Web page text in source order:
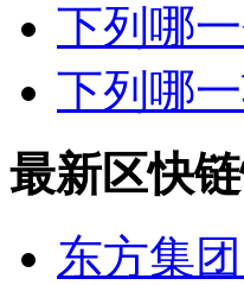
下列哪
下列哪
最新区快
东方集